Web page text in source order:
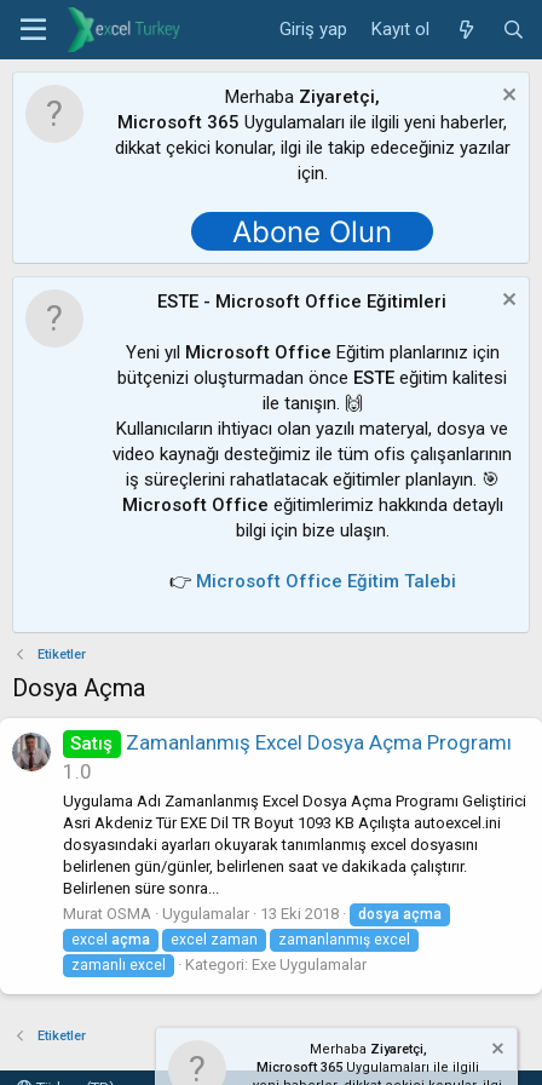
Giriş yap Kayıt ol
Merhaba Ziyaretçi,
Microsoft 365 Uygulamaları ile ilgili yeni haberler,
dikkat çekici konular, ilgi ile takip edeceğiniz yazılar
için.
Abone Olun
ESTE - Microsoft Office Eğitimleri
Yeni yıl Microsoft Office Eğitim planlarınız için
bütçenizi oluşturmadan önce ESTE eğitim kalitesi
ile tanışın. 🙌
Kullanıcıların ihtiyacı olan yazılı materyal, dosya ve
video kaynağı desteğimiz ile tüm ofis çalışanlarının
iş süreçlerini rahatlatacak eğitimler planlayın. 🎯
Microsoft Office eğitimlerimiz hakkında detaylı
bilgi için bize ulaşın.
👉 Microsoft Office Eğitim Talebi
Etiketler
Dosya Açma
Satış
Zamanlanmış Excel Dosya Açma Programı
1.0
Uygulama Adı Zamanlanmış Excel Dosya Açma Programı Geliştirici
Asri Akdeniz Tür EXE Dil TR Boyut 1093 KB Açılışta autoexcel.ini
dosyasındaki ayarları okuyarak tanımlanmış excel dosyasını
belirlenen gün/günler, belirlenen saat ve dakikada çalıştırır.
Belirlenen süre sonra...
Murat OSMA
Uygulamalar 13 Eki 2018 dosya açma
excel açma excel zaman
zamanlanmış excel
zamanlı excel
Kategori: Exe Uygulamalar
Etiketler
Merhaba Ziyaretçi,
Microsoft 365Uygulamaları ile ilgili